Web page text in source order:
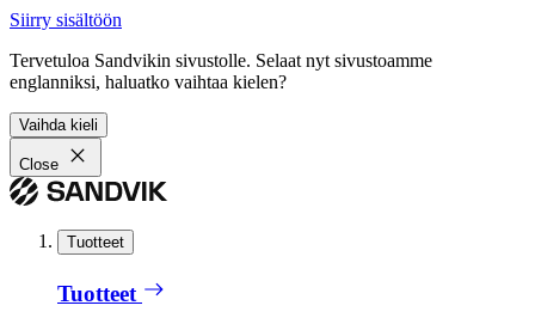
Siirry sisältöön
Tervetuloa Sandvikin sivustolle. Selaat nyt sivustoamme
englanniksi, haluatko vaihtaa kielen?
Vaihda kieli
Close
Tuotteet
Tuotteet